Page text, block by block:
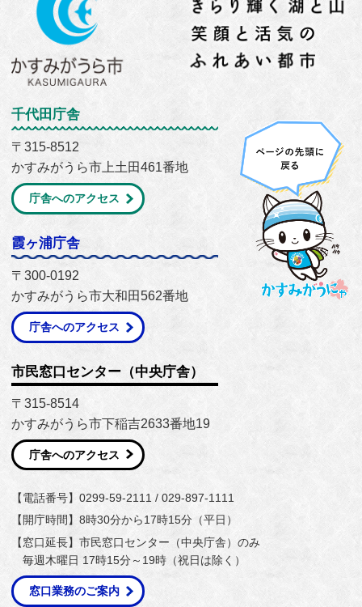
千代田庁舎
〒315-8512
かすみがうら市上土田461番地
庁舎へのアクセス
霞ヶ浦庁舎
〒300-0192
かすみがうら市大和田562番地
庁舎へのアクセス
市民窓口センター（中央庁舎）
〒315-8514
かすみがうら市下稲吉2633番地19
庁舎へのアクセス
【電話番号】0299-59-2111 / 029-897-1111
【開庁時間】8時30分から17時15分（平日）
【窓口延長】市民窓口センター（中央庁舎）のみ
毎週木曜日 17時15分～19時（祝日は除く）
窓口業務のご案内